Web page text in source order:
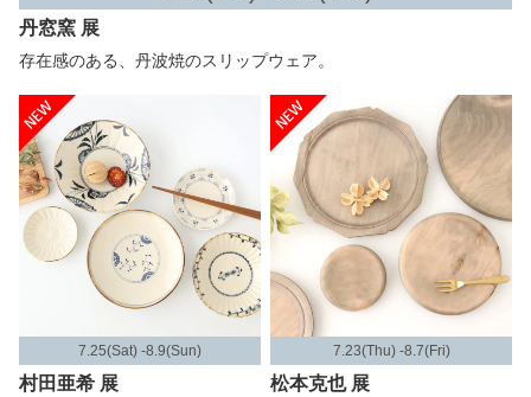
丹窓窯 展
存在感のある、丹波焼のスリップウェア。
7.25(Sat) -8.9(Sun)
村田亜希 展
7.23(Thu) -8.7(Fri)
松本克也 展